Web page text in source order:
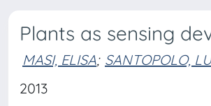
Plants as sensing
MASI, ELISA; SANTOPOLO,
2013